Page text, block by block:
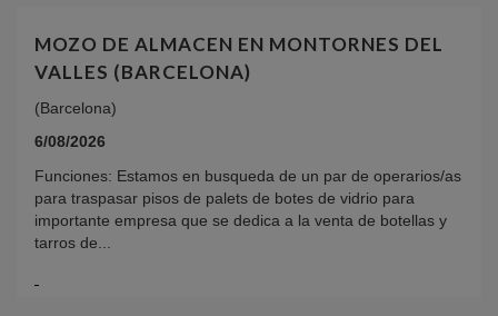
MOZO DE ALMACEN EN MONTORNES DEL
VALLES (BARCELONA)
(Barcelona)
6/08/2026
Funciones: Estamos en busqueda de un par de operarios/as
para traspasar pisos de palets de botes de vidrio para
importante empresa que se dedica a la venta de botellas y
tarros de...